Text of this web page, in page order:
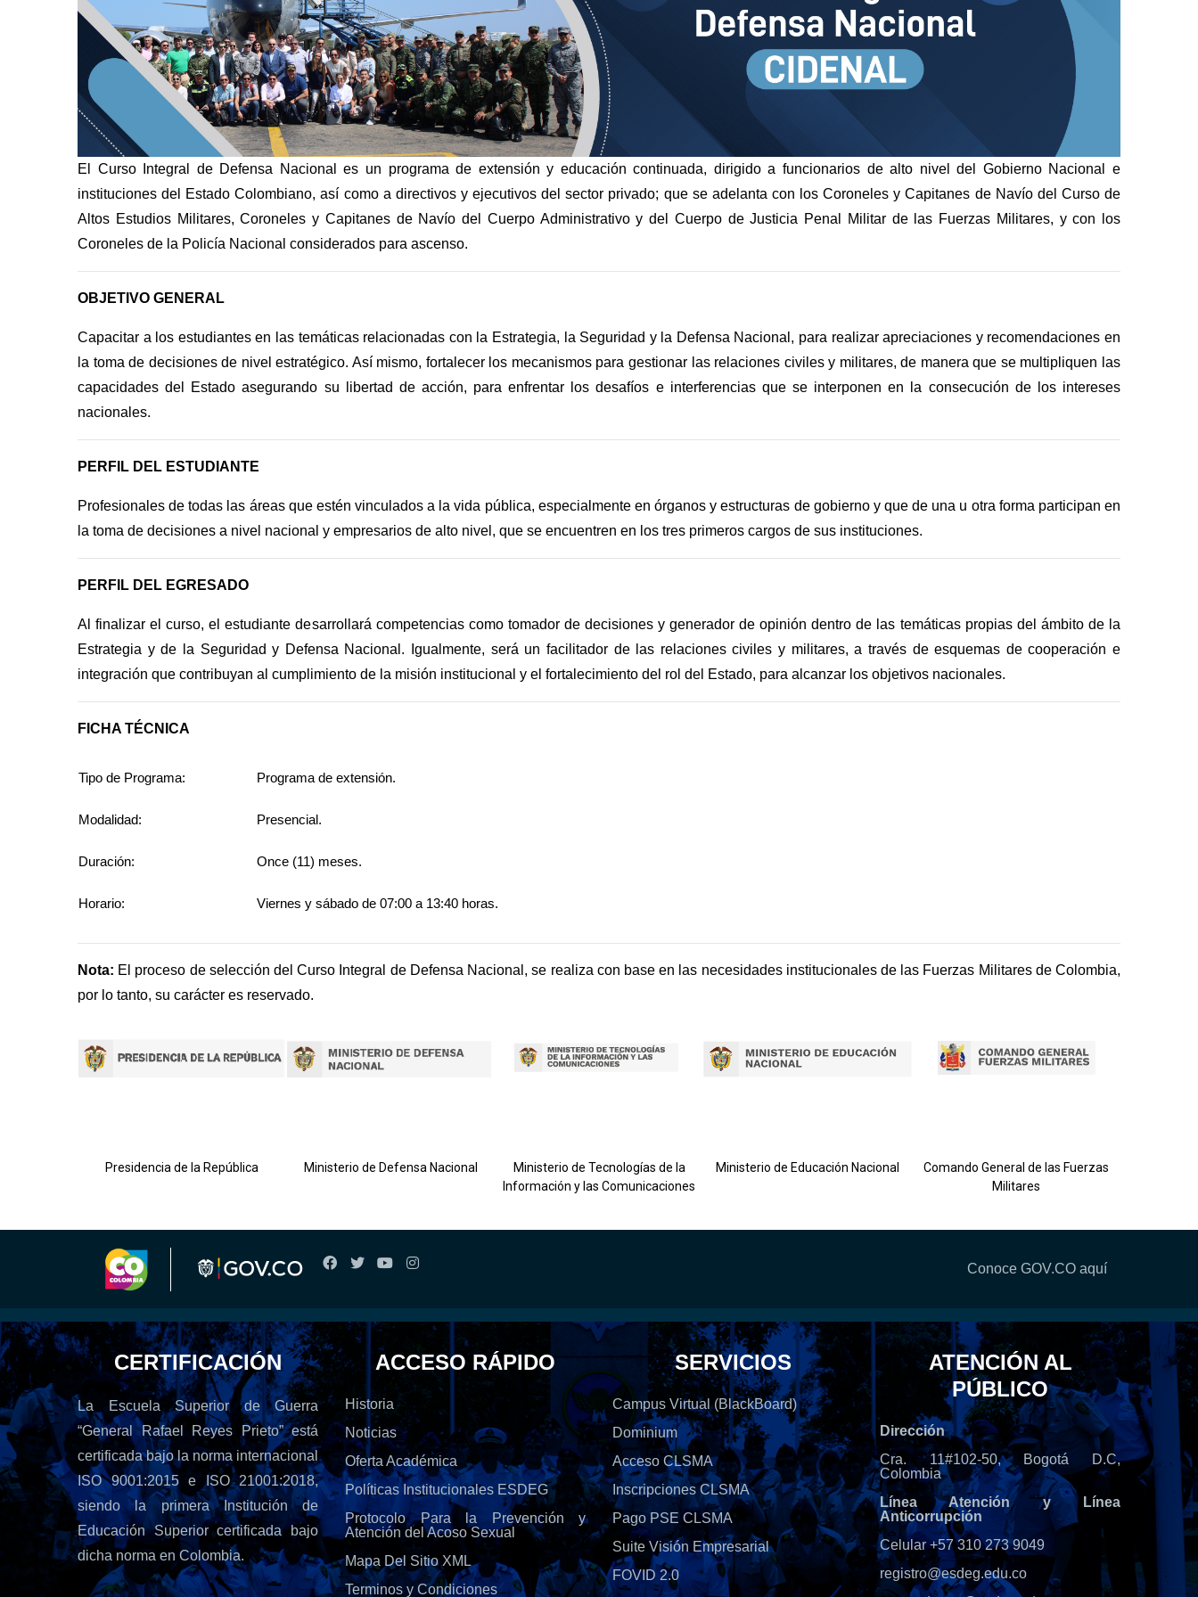
El Curso Integral de Defensa Nacional es un programa de extensión y educación continuada, dirigido a funcionarios de alto nivel del Gobierno Nacional e
instituciones del Estado Colombiano, así como a directivos y ejecutivos del sector privado; que se adelanta con los Coroneles y Capitanes de Navío del Curso de
Altos Estudios Militares, Coroneles y Capitanes de Navío del Cuerpo Administrativo y del Cuerpo de Justicia Penal Militar de las Fuerzas Militares, y con los
Coroneles de la Policía Nacional considerados para ascenso.
OBJETIVO GENERAL
Capacitar a los estudiantes en las temáticas relacionadas con la Estrategia, la Seguridad y la Defensa Nacional, para realizar apreciaciones y recomendaciones en
la toma de decisiones de nivel estratégico. Así mismo, fortalecer los mecanismos para gestionar las relaciones civiles y militares, de manera que se multipliquen las
capacidades del Estado asegurando su libertad de acción, para enfrentar los desafíos e interferencias que se interponen en la consecución de los intereses
nacionales.
PERFIL DEL ESTUDIANTE
Profesionales de todas las áreas que estén vinculados a la vida pública, especialmente en órganos y estructuras de gobierno y que de una u otra forma participan en
la toma de decisiones a nivel nacional y empresarios de alto nivel, que se encuentren en los tres primeros cargos de sus instituciones.
PERFIL DEL EGRESADO
Al finalizar el curso, el estudiante desarrollará competencias como tomador de decisiones y generador de opinión dentro de las temáticas propias del ámbito de la
Estrategia y de la Seguridad y Defensa Nacional. Igualmente, será un facilitador de las relaciones civiles y militares, a través de esquemas de cooperación e
integración que contribuyan al cumplimiento de la misión institucional y el fortalecimiento del rol del Estado, para alcanzar los objetivos nacionales.
FICHA TÉCNICA
Tipo de Programa: Programa de extensión.
Modalidad: Presencial.
Duración: Once (11) meses.
Horario: Viernes y sábado de 07:00 a 13:40 horas.
Nota: El proceso de selección del Curso Integral de Defensa Nacional, se realiza con base en las necesidades institucionales de las Fuerzas Militares de Colombia,
por lo tanto, su carácter es reservado.
Presidencia de la República
Ministerio de Defensa Nacional
Ministerio de Tecnologías de la
Información y las Comunicaciones
Ministerio de Educación Nacional
Comando General de las Fuerzas
Militares
Conoce GOV.CO aquí
CERTIFICACIÓN
La Escuela Superior de Guerra
“General Rafael Reyes Prieto” está
certificada bajo la norma internacional
ISO 9001:2015 e ISO 21001:2018,
siendo la primera Institución de
Educación Superior certificada bajo
dicha norma en Colombia.
ACCESO RÁPIDO
Historia
Noticias
Oferta Académica
Políticas Institucionales ESDEG
Protocolo Para la Prevención y
Atención del Acoso Sexual
Mapa Del Sitio XML
Terminos y Condiciones
SERVICIOS
Campus Virtual (BlackBoard)
Dominium
Acceso CLSMA
Inscripciones CLSMA
Pago PSE CLSMA
Suite Visión Empresarial
FOVID 2.0
ATENCIÓN AL
PÚBLICO
Dirección
Cra. 11#102-50, Bogotá D.C,
Colombia
Línea Atención y Línea
Anticorrupción
Celular +57 310 273 9049
registro@esdeg.edu.co